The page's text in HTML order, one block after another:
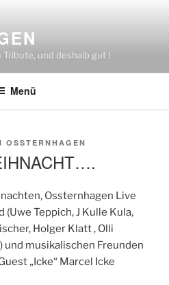
und deshalb gut !
Menü
OSSTERNHAGEN
Ossternhagen Live
Teppich, J Kulle Kula,
Holger Klatt , Olli
und musikalischen Freunden
„Icke“ Marcel Icke